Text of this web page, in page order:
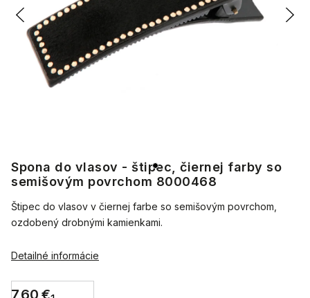
Spona do vlasov - štipec, čiernej farby so
semišovým povrchom 8000468
7,60 €
Štipec do vlasov v čiernej farbe so semišovým povrchom,
ozdobený drobnými kamienkami.
Detailné informácie